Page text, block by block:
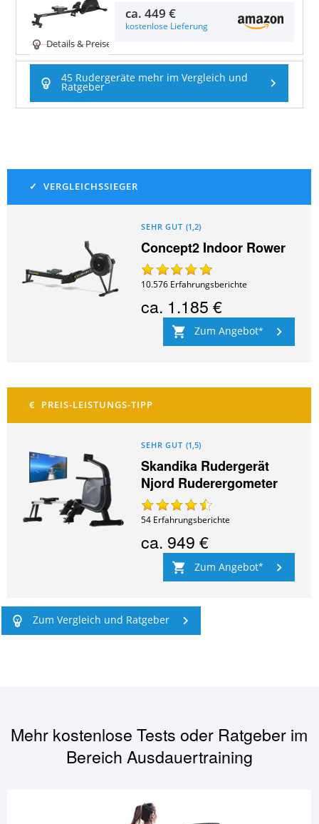
Details & Preise
ca.449 €
kostenlose Lieferung
45 Rudergeräte mehr im Vergleich und
Ratgeber
SEHR GUT (1,2)
Concept2 Indoor Rower
10.576 Erfahrungsberichte
ca. 1.185 €
Zum Angebot
SEHR GUT (1,5)
Skandika Rudergerät
Njord Ruderergometer
54 Erfahrungsberichte
ca. 949 €
Zum Angebot
Zum Vergleich und Ratgeber
Mehr kostenlose Tests oder Ratgeber im
Bereich Ausdauertraining